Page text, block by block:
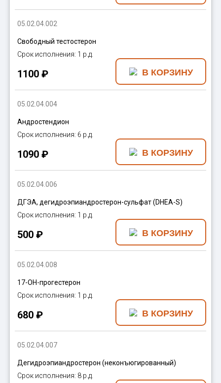
05.02.04.002
Свободный тестостерон
1 р.д.
1100 ₽
05.02.04.004
Андростендион
6 р.д.
1090 ₽
05.02.04.006
ДГЭА, дегидроэпиандростерон-сульфат (DHEA-S)
1 р.д.
500 ₽
05.02.04.008
17-ОН-прогестерон
1 р.д.
680 ₽
05.02.04.007
Дегидроэпиандростерон (неконъюгированный)
8 р.д.